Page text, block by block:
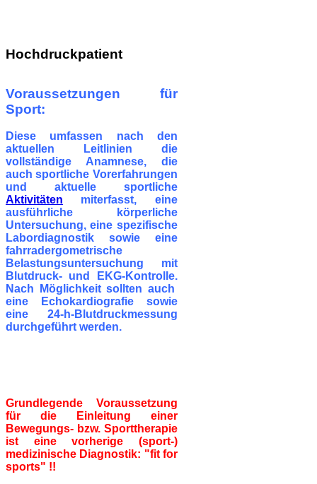
Hochdruckpatient
Voraussetzungen für
Sport:
Diese umfassen nach den
aktuellen Leitlinien die
vollständige Anamnese, die
auchsportliche Vorerfahrungen
und aktuelle sportliche
Aktivitäten miterfasst, eine
ausführliche
körperliche
Untersuchung, eine spezifische
Labordiagnostik sowie eine
fahrradergometrische
Belastungsuntersuchung mit
Blutdruck- und EKG-Kontrolle.
Nach Möglichkeit sollten auch
eine
Echokardiografie sowie
eine 24-h-Blutdruckmessung
durchgeführt werden.
Grundlegende Voraussetzung
für die Einleitung einer
Bewegungs- bzw. Sporttherapie
ist einevorherige (sport-)
medizinische Diagnostik: "fit for
sports" !!